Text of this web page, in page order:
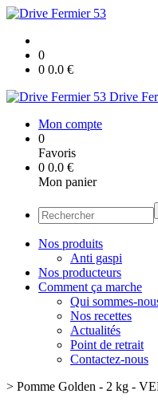
0
0 0.0 €
Drive
Mon compte
0
Favoris
0 0.0 €
Mon panier
Nos produits
Anti gaspi
Nos producteurs
Comment ça marche
Qui sommes-
Nos recettes
Actualités
Point de retrait
Contactez-nous
> Pomme Golden - 2 kg -